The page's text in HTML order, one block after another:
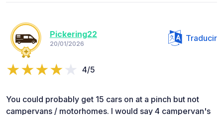
Pickering22
20/01/2026
Traducir
4/5
You could probably get 15 cars on at a pinch but not
campervans / motorhomes. I would say 4 campervan's